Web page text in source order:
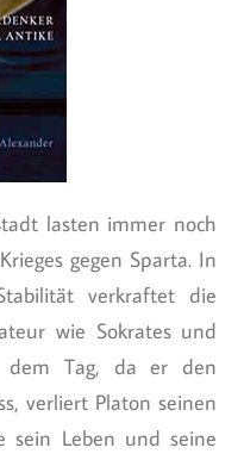
lasten immer noch
gegen Sparta. In
verkraftet die
wie Sokrates und
Tag, da er den
verliert Platon seinen
sein Leben und seine